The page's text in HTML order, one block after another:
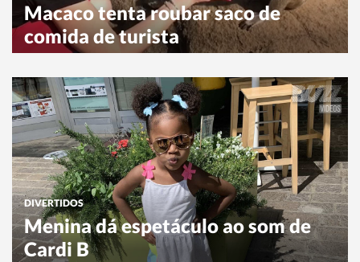
Macaco tenta roubar saco de
comida de turista
DIVERTIDOS
Menina dá espetáculo ao som de
Cardi B